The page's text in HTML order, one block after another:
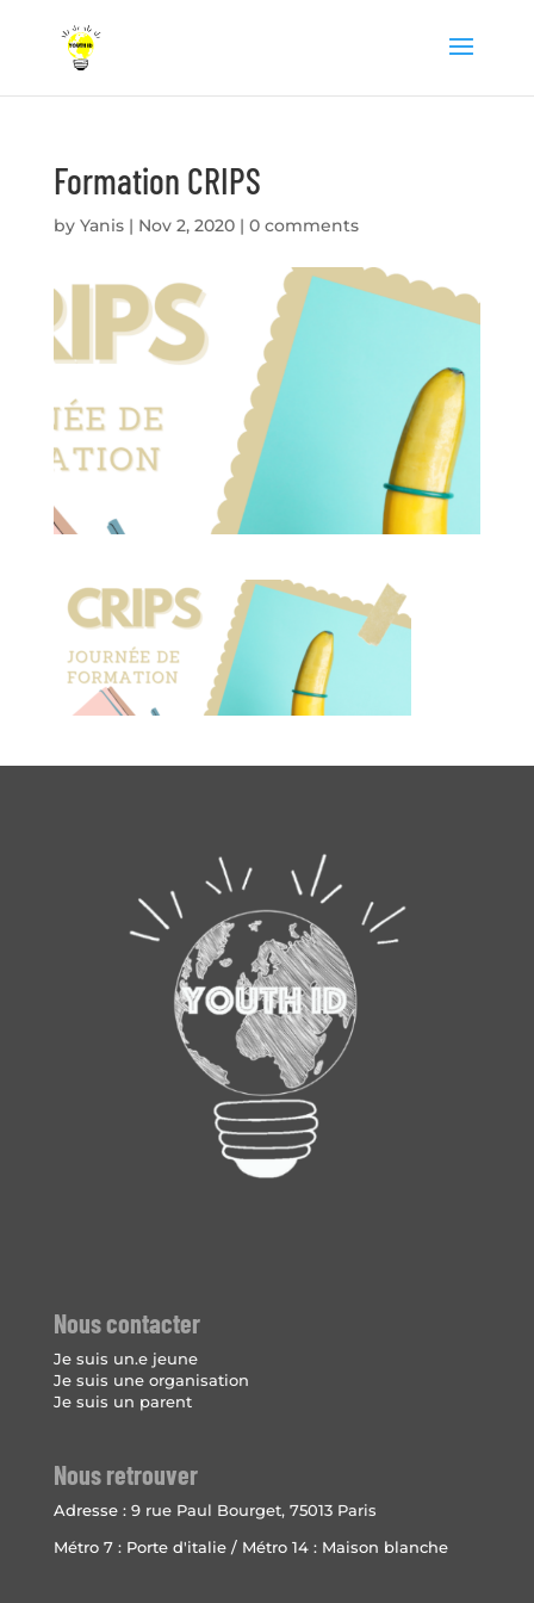
Formation CRIPS
by Yanis| Nov 2, 2020| 0 comments
Nous contacter
Je suis un.e jeune
Je suis une organisation
Je suis un parent
Nous retrouver
Adresse : 9 rue Paul Bourget, 75013 Paris
Métro 7 : Porte d'italie / Métro 14 : Maison blanche